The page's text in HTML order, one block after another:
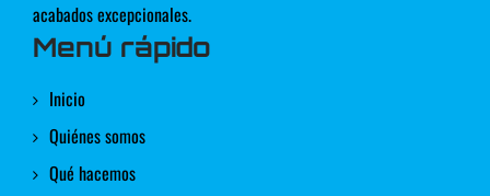
acabados excepcionales.
Menú rápido
Inicio
Quiénes somos
Qué hacemos